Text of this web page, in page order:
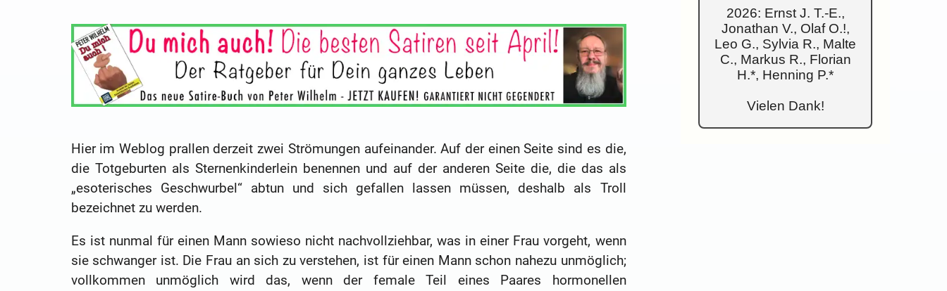
Hier im Weblog prallen derzeit zwei Strömungen aufeinander. Auf der einen Seite sind es die,
die Totgeburten als Sternenkinderlein benennen und auf der anderen Seite die, die das als
„esoterisches Geschwurbel“ abtun und sich gefallen lassen müssen, deshalb als Troll
bezeichnet zu werden.
Es ist nunmal für einen Mann sowieso nicht nachvollziehbar, was in einer Frau vorgeht, wenn
sie schwanger ist. Die Frau an sich zu verstehen, ist für einen Mann schon nahezu unmöglich;
vollkommen unmöglich wird das, wenn der female Teil eines Paares hormonellen
2026: Ernst J. T.-E.,
Jonathan V., Olaf O.!,
Leo G., Sylvia R., Malte
C., Markus R., Florian
H.*, Henning P.*
Vielen Dank!